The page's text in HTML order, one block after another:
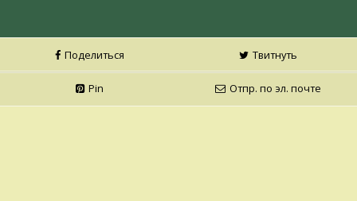
Поделиться Твитнуть
Pin Отпр. по эл. почте